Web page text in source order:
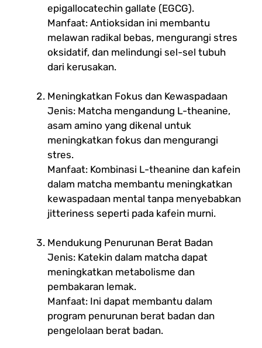
epigallocatechin gallate (EGCG).
Manfaat: Antioksidan ini membantu
melawan radikal bebas, mengurangi stres
oksidatif, dan melindungi sel-sel tubuh
dari kerusakan.
Meningkatkan Fokus dan Kewaspadaan
Jenis: Matcha mengandung L-theanine,
asam amino yang dikenal untuk
meningkatkan fokus dan mengurangi
stres.
Manfaat: Kombinasi L-theanine dan kafein
dalam matcha membantu meningkatkan
kewaspadaan mental tanpa menyebabkan
jitteriness seperti pada kafein murni.
Mendukung Penurunan Berat Badan
Jenis: Katekin dalam matcha dapat
meningkatkan metabolisme dan
pembakaran lemak.
Manfaat: Ini dapat membantu dalam
program penurunan berat badan dan
pengelolaan berat badan.